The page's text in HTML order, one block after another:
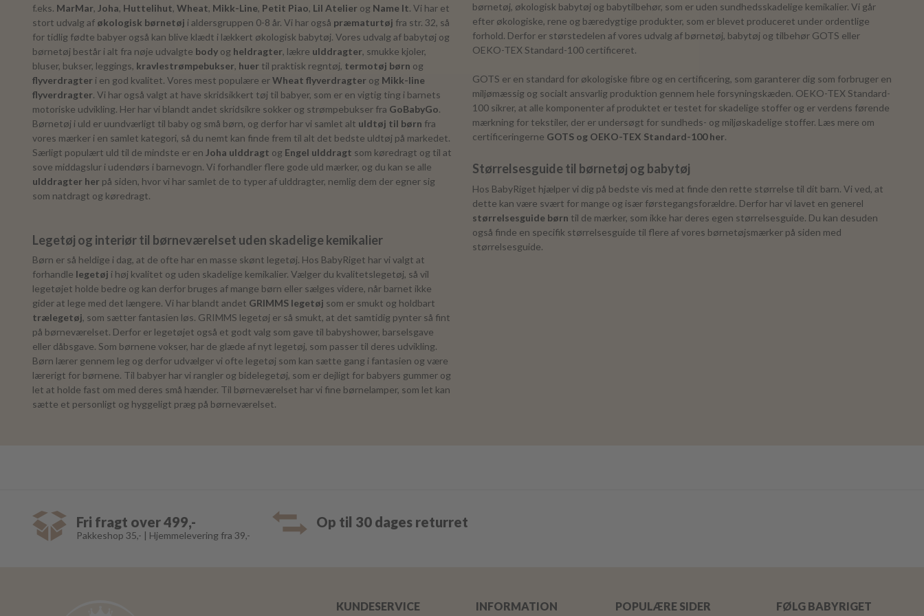
f.eks. MarMar, Joha, Huttelihut, Wheat, Mikk-Line, Petit Piao, Lil Atelier og Name It. Vi har et
stort udvalg af økologisk børnetøj i aldersgruppen 0-8 år. Vi har også præmaturtøj fra str. 32, så
for tidlig fødte babyer også kan blive klædt i lækkert økologisk babytøj. Vores udvalg af babytøj og
børnetøj består i alt fra nøje udvalgte body og heldragter, lækre ulddragter, smukke kjoler,
bluser, bukser, leggings, kravlestrømpebukser, huer til praktisk regntøj, termotøj børn og
flyverdragter i en god kvalitet. Vores mest populære erWheat flyverdragter og Mikk-line
flyverdragter. Vi har også valgt at have skridsikkert tøj til babyer, som er en vigtig ting i barnets
motoriske udvikling. Her har vi blandt andet skridsikre sokker og strømpebukser fra GoBabyGo.
Børnetøj i uld er uundværligt til baby og små børn, og derfor har vi samlet alt uldtøj til børn fra
vores mærker i en samlet kategori, så du nemt kan finde frem til alt det bedste uldtøj på markedet.
Særligt populært uld til de mindste er en Joha ulddragt og Engel ulddragt som køredragt og til at
sove middagslur i udendørs i barnevogn. Vi forhandler flere gode uld mærker, og du kan se alle
ulddragter her på siden, hvor vi har samlet de to typer af ulddragter, nemlig dem der egner sig
som natdragt og køredragt.
Legetøj og interiør til børneværelset uden skadelige kemikalier
Børn er så heldige i dag, at de ofte har en masse skønt legetøj. Hos BabyRiget har vi valgt at
forhandle legetøj i høj kvalitet og uden skadelige kemikalier. Vælger du kvalitetslegetøj, så vil
legetøjet holde bedre og kan derfor bruges af mange børn eller sælges videre, når barnet ikke
gider at lege med det længere. Vi har blandt andet GRIMMS legetøj som er smukt og holdbart
trælegetøj, som sætter fantasien løs. GRIMMS legetøj er så smukt, at det samtidig pynter så fint
på børneværelset. Derfor er legetøjet også et godt valg som gave til babyshower, barselsgave
eller dåbsgave. Som børnene vokser, har de glæde af nyt legetøj, som passer til deres udvikling.
Børn lærer gennem leg og derfor udvælger vi ofte legetøj som kan sætte gang i fantasien og være
lærerigt for børnene. Til babyer har vi rangler og bidelegetøj, som er dejligt for babyers gummer og
let at holde fast om med deres små hænder. Til børneværelset har vi fine børnelamper, som let kan
sætte et personligt og hyggeligt præg på børneværelset.
børnetøj, økologisk babytøj og babytilbehør, som er uden sundhedsskadelige kemikalier. Vi går
efter økologiske, rene og bæredygtige produkter, som er blevet produceret under ordentlige
forhold. Derfor er størstedelen af vores udvalg af børnetøj, babytøj og tilbehør GOTS eller
OEKO-TEX Standard-100 certificeret.
GOTS er en standard for økologiske fibre og en certificering, som garanterer dig som forbruger en
miljømæssig og socialt ansvarlig produktion gennem hele forsyningskæden. OEKO-TEX Standard-
100 sikrer, at alle komponenter af produktet er testet for skadelige stoffer og er verdens førende
mærkning for tekstiler, der er undersøgt for sundheds- og miljøskadelige stoffer. Læs mere om
certificeringerne GOTS og OEKO-TEX Standard-100 her.
Størrelsesguide til børnetøj og babytøj
Hos BabyRiget hjælper vi dig på bedste vis med at finde den rette størrelse til dit barn. Vi ved, at
dette kan være svært for mange og især førstegangsforældre. Derfor har vi lavet en generel
størrelsesguide børn til de mærker, som ikke har deres egen størrelsesguide. Du kan desuden
også finde en specifik størrelsesguide til flere af vores børnetøjsmærker på siden med
størrelsesguide.
Fri fragt over 499,-
Pakkeshop 35,- | Hjemmelevering fra 39,-
Op til 30 dages returret
KUNDESERVICE INFORMATION POPULÆRE SIDER FØLG BABYRIGET